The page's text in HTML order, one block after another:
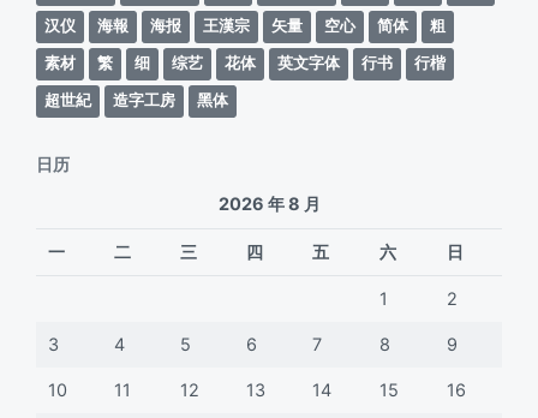
汉仪
海報 海报 王漢宗 矢量 空心 简体
粗
素材
繁 细 综艺 花体 英文字体 行书
行楷
超世紀
造字工房 黑体
日历
2026 年 8 月
一 二 三 四 五 六 日
1 2
3 4 5 6 7 8 9
10 11 12 13 14 15 16